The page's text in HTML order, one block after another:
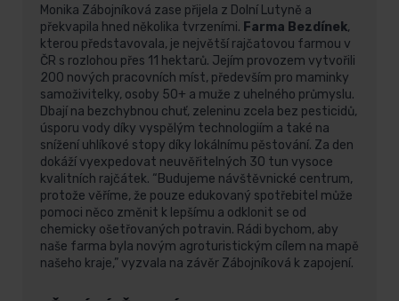
Monika Zábojníková zase přijela z Dolní Lutyně a
překvapila hned několika tvrzeními. Farma Bezdínek,
kterou představovala, je největší rajčatovou farmou v
ČR s rozlohou přes 11 hektarů. Jejím provozem vytvořili
200 nových pracovních míst, především pro maminky
samoživitelky, osoby 50+ a muže z uhelného průmyslu.
Dbají na bezchybnou chuť, zeleninu zcela bez pesticidů,
úsporu vody díky vyspělým technologiím a také na
snížení uhlíkové stopy díky lokálnímu pěstování. Za den
dokáží vyexpedovat neuvěřitelných 30 tun vysoce
kvalitních rajčátek. “Budujeme návštěvnické centrum,
protože věříme, že pouze edukovaný spotřebitel může
pomoci něco změnit k lepšímu a odklonit se od
chemicky ošetřovaných potravin. Rádi bychom, aby
naše farma byla novým agroturistickým cílem na mapě
našeho kraje,” vyzvala na závěr Zábojníková k zapojení.